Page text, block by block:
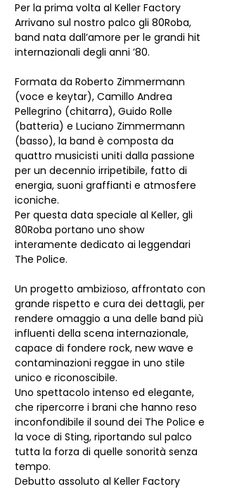
Per la prima volta al Keller Factory
Arrivano sul nostro palco gli 80Roba,
band nata dall’amore per le grandi hit
internazionali degli anni ’80.
Formata da Roberto Zimmermann
(voce e keytar), Camillo Andrea
Pellegrino (chitarra), Guido Rolle
(batteria) e Luciano Zimmermann
(basso), la band è composta da
quattro musicisti uniti dalla passione
per un decennio irripetibile, fatto di
energia, suoni graffianti e atmosfere
iconiche.
Per questa data speciale al Keller, gli
80Roba portano uno show
interamente dedicato ai leggendari
The Police.
Un progetto ambizioso, affrontato con
grande rispetto e cura dei dettagli, per
rendere omaggio a una delle band più
influenti della scena internazionale,
capace di fondere rock, new wave e
contaminazioni reggae in uno stile
unico e riconoscibile.
Uno spettacolo intenso ed elegante,
che ripercorre i brani che hanno reso
inconfondibile il sound dei The Police e
la voce di Sting, riportando sul palco
tutta la forza di quelle sonorità senza
tempo.
Debutto assoluto al Keller Factory